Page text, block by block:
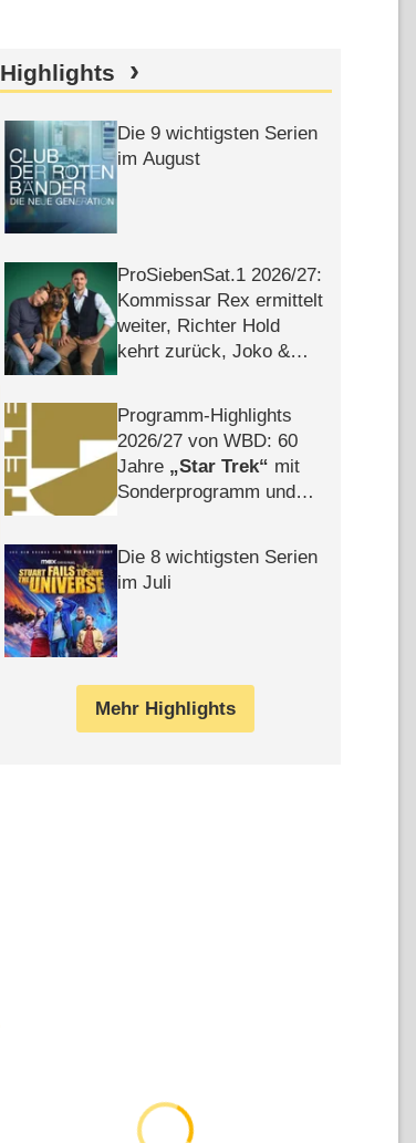
Highlights
Die 9 wichtigsten Serien
im August
ProSiebenSat.1 2026/​27:
Kommissar Rex ermittelt
weiter, Richter Hold
kehrt zurück, Joko &
Programm-Highlights
2026/​27 von WBD: 60
Jahre
Star Trek
mit
Sonderprogramm und
Die 8 wichtigsten Serien
im Juli
Mehr Highlights